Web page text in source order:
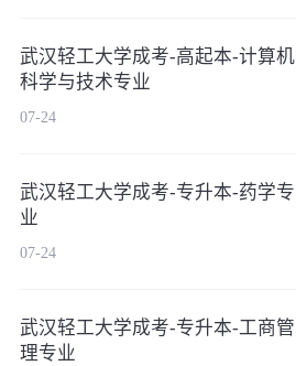
武汉轻工大学成考-高起本-计算机
科学与技术专业
07-24
武汉轻工大学成考-专升本-药学专
业
07-24
武汉轻工大学成考-专升本-工商管
理专业